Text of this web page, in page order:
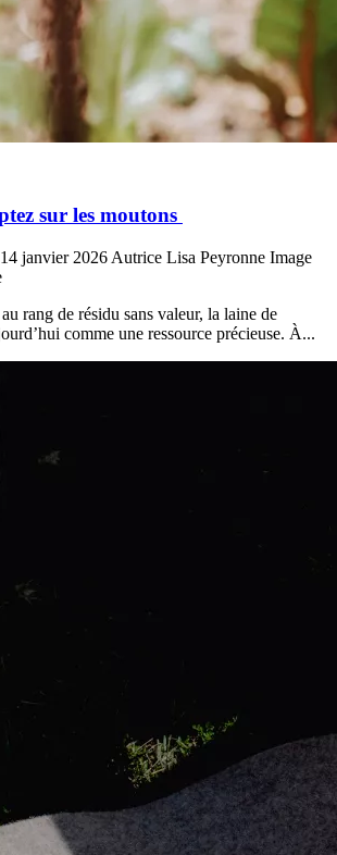
sur les moutons
14 janvier 2026 Autrice Lisa Peyronne Image
rang de résidu sans valeur, la laine de
comme une ressource précieuse. À...